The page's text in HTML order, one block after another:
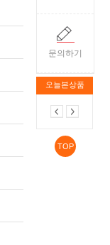
문의하기
오늘본상품
TOP